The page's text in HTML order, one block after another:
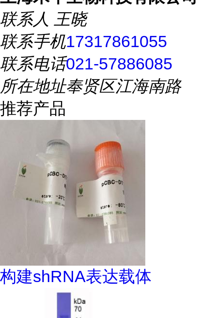
联系人 王晓
联系手机17317861055
联系电话021-57886085
所在地址奉贤区江海南路
推荐产品
构建shRNA表达载体